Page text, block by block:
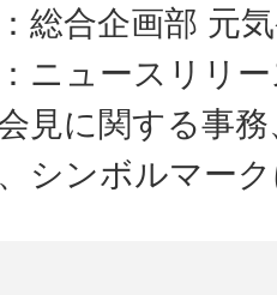
総合企画部 元
ニュースリリ
見に関する事
シンボルマー